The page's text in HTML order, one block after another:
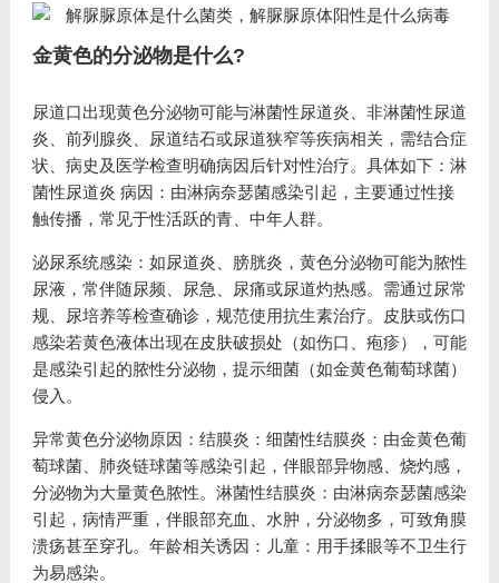
金黄色的分泌物是什么?
尿道口出现黄色分泌物可能与淋菌性尿道炎、非淋菌性尿道
炎、前列腺炎、尿道结石或尿道狭窄等疾病相关，需结合症
状、病史及医学检查明确病因后针对性治疗。具体如下：淋
菌性尿道炎 病因：由淋病奈瑟菌感染引起，主要通过性接
触传播，常见于性活跃的青、中年人群。
泌尿系统感染：如尿道炎、膀胱炎，黄色分泌物可能为脓性
尿液，常伴随尿频、尿急、尿痛或尿道灼热感。需通过尿常
规、尿培养等检查确诊，规范使用抗生素治疗。皮肤或伤口
感染若黄色液体出现在皮肤破损处（如伤口、疱疹），可能
是感染引起的脓性分泌物，提示细菌（如金黄色葡萄球菌）
侵入。
异常黄色分泌物原因：结膜炎：细菌性结膜炎：由金黄色葡
萄球菌、肺炎链球菌等感染引起，伴眼部异物感、烧灼感，
分泌物为大量黄色脓性。淋菌性结膜炎：由淋病奈瑟菌感染
引起，病情严重，伴眼部充血、水肿，分泌物多，可致角膜
溃疡甚至穿孔。年龄相关诱因：儿童：用手揉眼等不卫生行
为易感染。